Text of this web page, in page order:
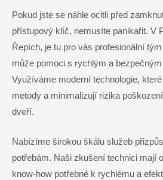
Pokud jste se náhle ocitli před
přístupový klíč, nemusíte panikařit. V
Řepích, je tu pro vás profesionální
může pomoci s rychlým a
Využíváme moderní technologie,
metody a minimalizují rizika
dveří.
Nabízíme širokou škálu služeb
potřebám. Naši zkušení technici mají
know-how potřebné k rychlému a